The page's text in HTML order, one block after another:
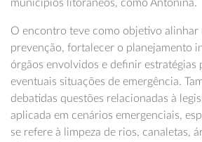
municípios litorâneos, como Antonina.
O encontro teve como objetivo alinhar
prevenção, fortalecer o planejamento
órgãos envolvidos e definir estratégias
eventuais situações de emergência.
debatidas questões relacionadas à
aplicada em cenários emergenciais,
se refere à limpeza de rios, canaletas,